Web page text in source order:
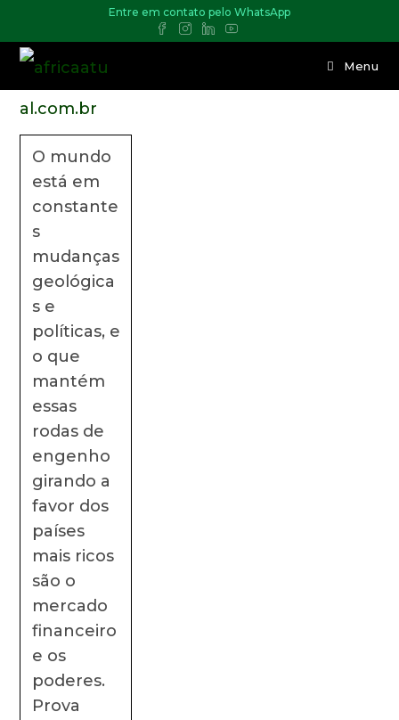
Entre em contato pelo WhatsApp
Menu
O mundo
está em
constante
s
mudanças
geológica
s e
políticas, e
o que
mantém
essas
rodas de
engenho
girando a
favor dos
países
mais ricos
são o
mercado
financeiro
e os
poderes.
Prova